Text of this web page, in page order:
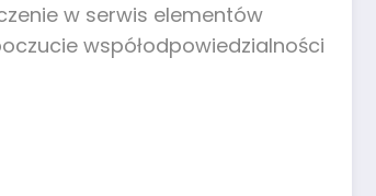
w serwis elementów
współodpowiedzialności